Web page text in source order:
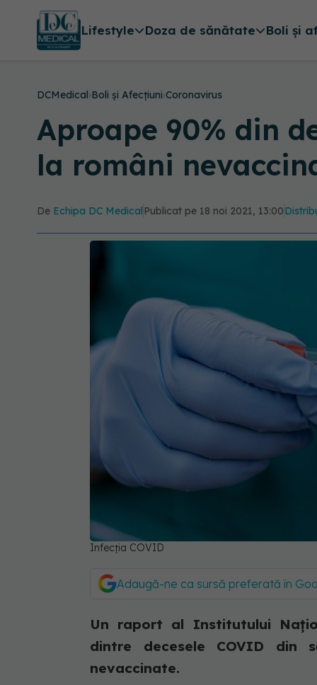
Lifestyle Doza de sănătate Boli și
DCMedical›Boli și Afecțiuni›Coronavirus
Aproape 90% din
la români
De Echipa DC Medical Publicat pe 18 noi 2021, 13:00
Infecția COVID
Adaugă-ne ca sursă preferată în
Un raport al Institutului
dintre decesele COVID din
nevaccinate.